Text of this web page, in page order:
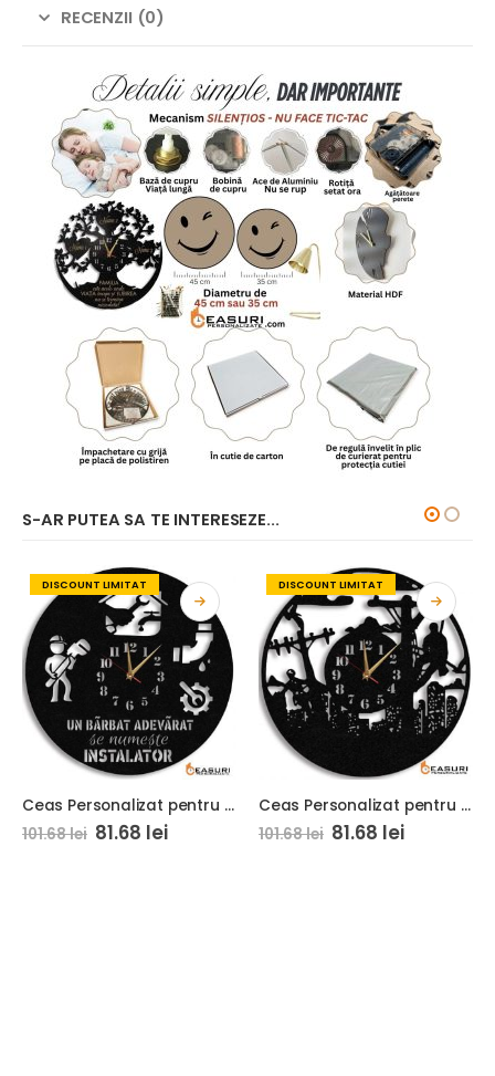
RECENZII (0)
S-AR PUTEA SA TE INTERESEZE...
DISCOUNT LIMITAT
Ceas Personalizat pentru Instalator 01 Un Barbat Adevarat
101.68lei 81.68 lei
DISCOUNT LIMITAT
Ceas Personalizat pentru Electrician 02
101.68lei 81.68 lei